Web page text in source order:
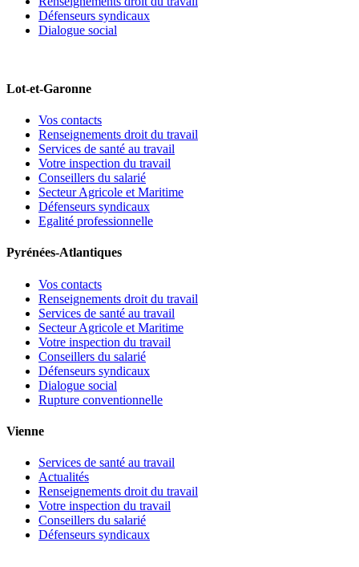
Défenseurs syndicaux
Dialogue social
Lot-et-Garonne
Vos contacts
Renseignements droit du travail
Services de santé au travail
Votre inspection du travail
Conseillers du salarié
Secteur Agricole et Maritime
Défenseurs syndicaux
Egalité professionnelle
Pyrénées-Atlantiques
Vos contacts
Renseignements droit du travail
Services de santé au travail
Secteur Agricole et Maritime
Votre inspection du travail
Conseillers du salarié
Défenseurs syndicaux
Dialogue social
Rupture conventionnelle
Vienne
Services de santé au travail
Actualités
Renseignements droit du travail
Votre inspection du travail
Conseillers du salarié
Défenseurs syndicaux